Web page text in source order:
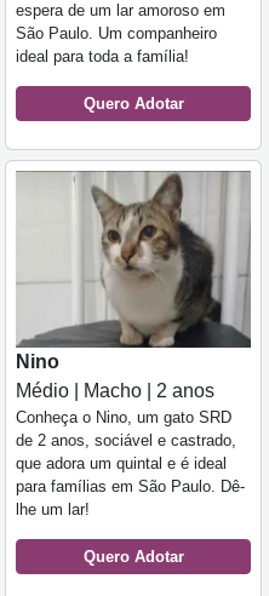
espera de um lar amoroso em
São Paulo. Um companheiro
ideal para toda a família!
Quero Adotar
Nino
Médio | Macho | 2 anos
Conheça o Nino, um gato SRD
de 2 anos, sociável e castrado,
que adora um quintal e é ideal
para famílias em São Paulo. Dê-
lhe um lar!
Quero Adotar